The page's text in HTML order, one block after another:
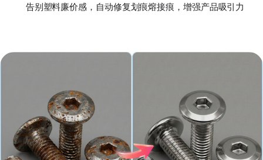
告别塑料廉价感，自动修复划痕熔接痕，增强产品吸引力